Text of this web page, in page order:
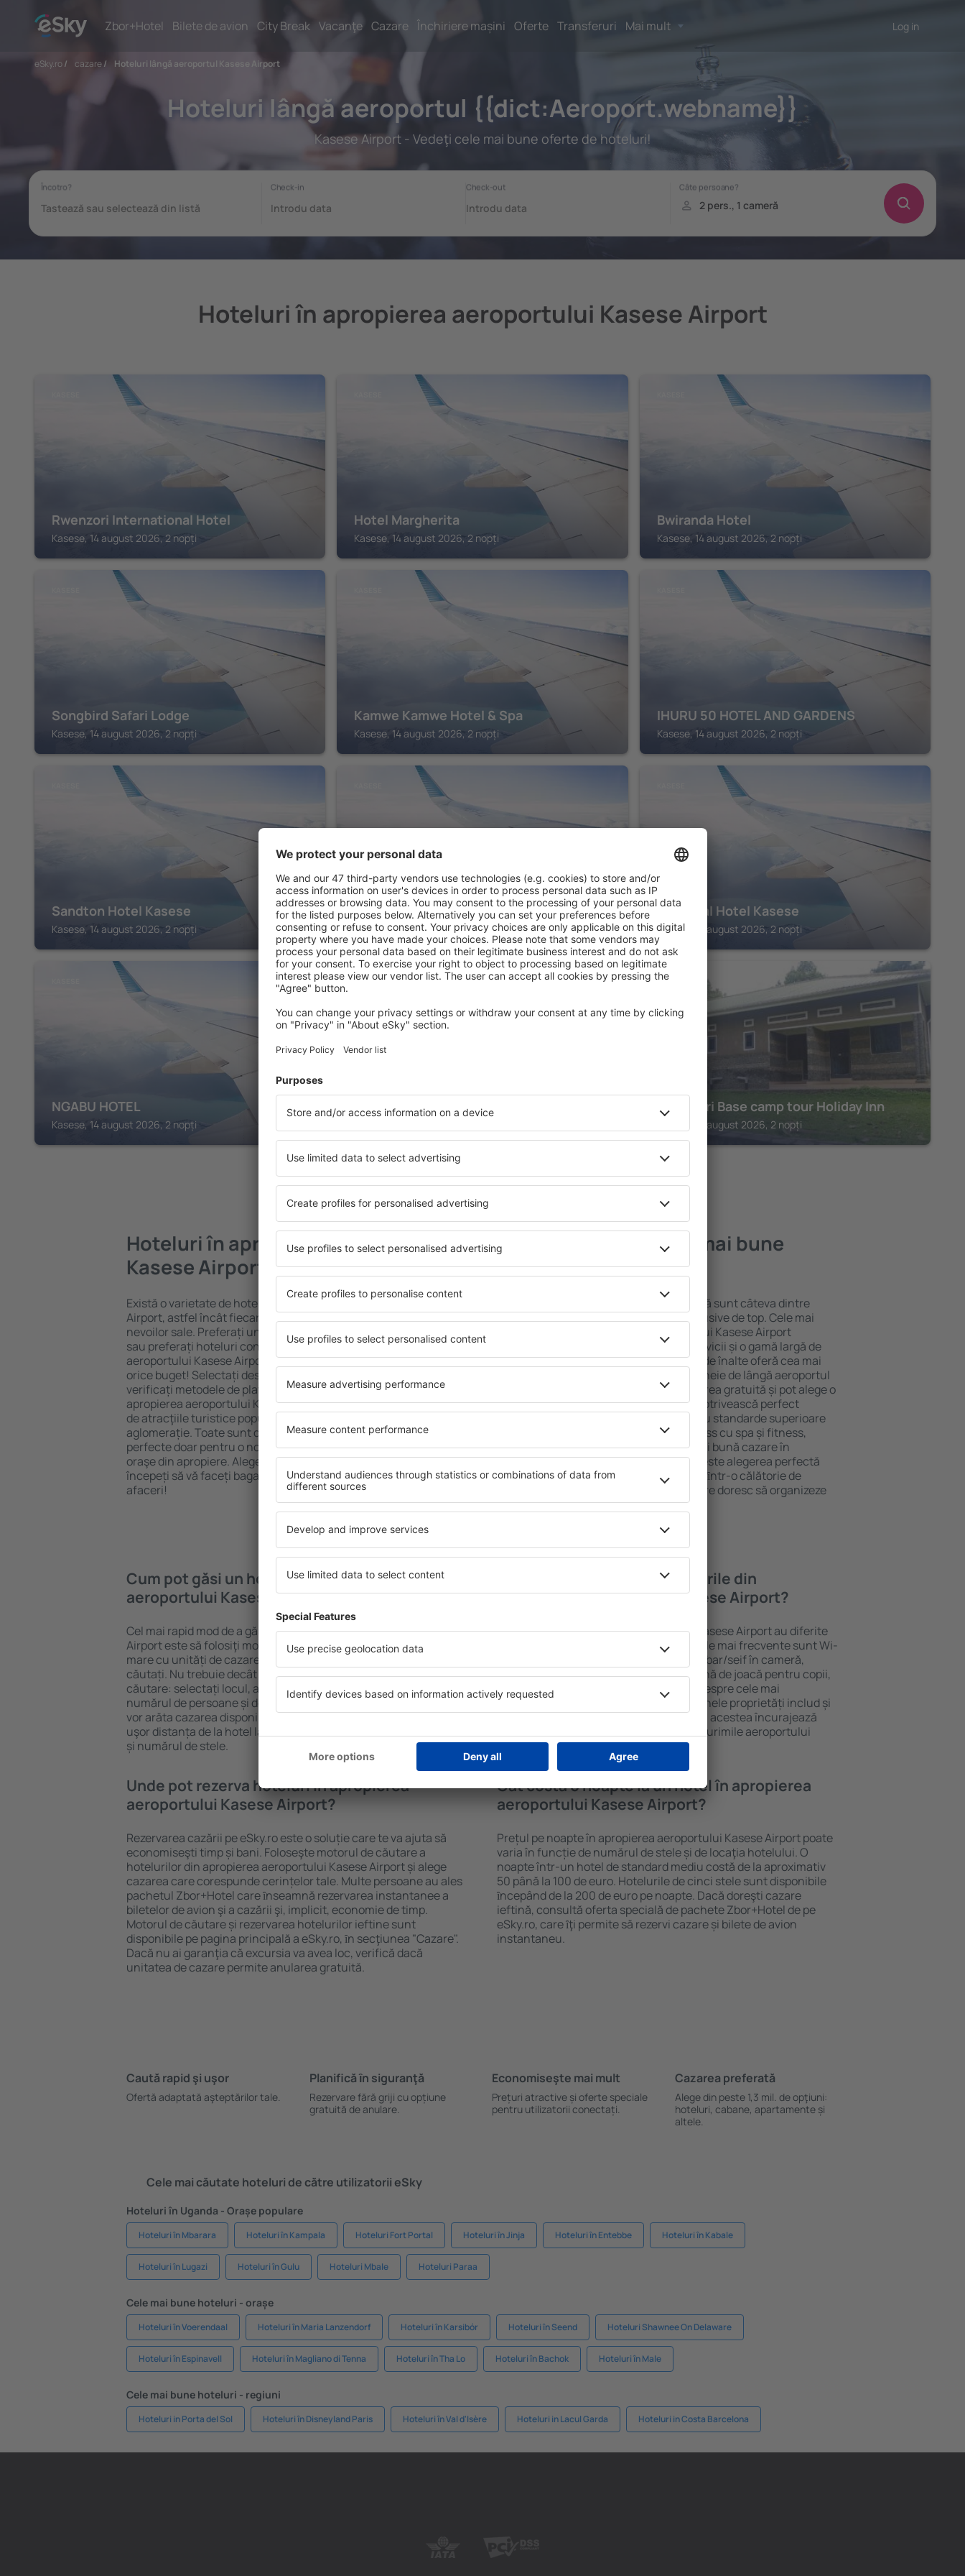
Zbor+Hotel Bilete de avion City Break Vacanţe Cazare Închiriere mașini Oferte Transferuri Mai mult Log in
eSky.ro/ cazare/ Hoteluri lângă aeroportul Kasese Airport
Hoteluri lângă aeroportul {{dict:Aeroport.webname}}
Kasese Airport - Vedeţi cele mai bune oferte de hoteluri!
Hoteluri în apropierea aeroportului Kasese Airport
Rwenzori International Hotel
Kasese, 14 august 2026, 2 nopți
Hotel Margherita
Kasese, 14 august 2026, 2 nopți
Bwiranda Hotel
Kasese, 14 august 2026, 2 nopți
Songbird Safari Lodge
Kasese, 14 august 2026, 2 nopți
Kamwe Kamwe Hotel & Spa
Kasese, 14 august 2026, 2 nopți
IHURU 50 HOTEL AND GARDENS
Kasese, 14 august 2026, 2 nopți
Sandton Hotel Kasese
Kasese, 14 august 2026, 2 nopți
Kaka Hotel Kasese
Kasese, 14 august 2026, 2 nopți
TJ Global Hotel Kasese
Kasese, 14 august 2026, 2 nopți
NGABU HOTEL
Kasese, 14 august 2026, 2 nopți
KASESE
BWIRANDA HOTEL
KASESE
Rwenzori Base camp tour Holiday Inn
Kasese, 14 august 2026, 2 nopți
Vedeți mai multe oferte
Hoteluri în apropierea aeroportului
Kasese Airport
Există o varietate de hoteluri disponibile lângă aeoportul Kasese
Airport, astfel încât fiecare turist poate găsi cazare potrivită
nevoilor sale. Preferați un hotel All-Inclusive cu standarde ȋnalte
sau preferați hoteluri confortabile cu preţuri mici? În apropierea
aeroportului Kasese Airport puteți rezerva uşor cazare pentru
orice buget! Selectați destinația şi standardul pentru hotel,
verificați metodele de plată și opțiunile de anulare. Hotelurile din
apropierea aeroportului Kasese Airport sunt situate atât aproape
de atracţiile turistice populare, cât și puțin mai departe de
aglomerație. Toate sunt disponibile pentru o vacanță lungă sau
perfecte doar pentru o noapte, atunci când doriţi să vizitaţi şi alte
oraşe din apropiere. Alegeți hotelul care vi se potriveşte și
începeți să vă faceți bagajele pentru o vacanţă sau călătorie de
afaceri!
Kasese Airport – cele mai bune
hoteluri
Varietatea serviciilor și o locație atractivă sunt câteva dintre
elementele cheie ale unui hotel All-Inclusive de top. Cele mai
bune hoteluri din apropierea aeroportului Kasese Airport
garantează cel mai înalt standard de servicii și o gamă largă de
facilități. Unitățile de cazare cu standarde înalte oferă cea mai
bună locație, în apropiere de atracţiile cheie de lângă aeroportul
Kasese Airport. Oaspeții pot folosi parcarea gratuită și pot alege o
cameră sau un apartament care să se potrivească perfect
nevoilor lor. Este probabil ca hotelurile cu standarde superioare
să ofere un meniu variat, zone de wellness cu spa și fitness,
precum și activități pentru copii. Cea mai bună cazare în
apropierea aeroportului Kasese Airport este alegerea perfectă
pentru cupluri, familii și persoane aflate ȋntr-o călătorie de
afaceri, precum și pentru companiile care doresc să organizeze
ateliere pentru angajați.
Cum pot găsi un hotel în apropierea
aeroportului Kasese Airport?
Cel mai rapid mod de a găsi un hotel lângă aeroportul Kasese
Airport este să folosiţi motorul de căutare a cazărilor eSky. Baza
mare cu unități de cazare este garanția că veți găsi ceea ce
căutați. Nu trebuie decât să completați câmpurile din motorul de
căutare: selectați locul, alegeți datele de check-in și check-out,
numărul de persoane și de camere şi gata! Rezultatele căutării vă
vor arăta cazarea disponibilă în datele selectate. Puteți vedea
uşor distanța de la hotel la aeroport, metodele de plată acceptate
și numărul de stele.
Ce facilități voi găsi în hotelurile din
apropierea aeroportului Kasese Airport?
Hotelurile din apropierea aeroportului Kasese Airport au diferite
standarde și facilități pentru oaspeți. Cele mai frecvente sunt Wi-
Fi gratuit, zone de wellness cu SPA, mini bar/seif în cameră,
centru comercial, zonă de luat masa, zonă de joacă pentru copii,
parcare gratuită și broșuri informative despre cele mai
interesante atracții turistice din zonă. Unele proprietăți includ și
transferul de la și către aeroport. Uneori, acestea încurajează
vizitarea obiectivelor turistice din ȋmprejurimile aeroportului
Kasese Airport.
Unde pot rezerva hoteluri în apropierea
aeroportului Kasese Airport?
Rezervarea cazării pe eSky.ro este o soluție care te va ajuta să
economiseşti timp și bani. Foloseşte motorul de căutare a
hotelurilor din apropierea aeroportului Kasese Airport și alege
cazarea care corespunde cerințelor tale. Multe persoane au ales
pachetul Zbor+Hotel care ȋnseamnă rezervarea instantanee a
biletelor de avion şi a cazării şi, implicit, economie de timp.
Motorul de căutare și rezervarea hotelurilor ieftine sunt
disponibile pe pagina principală a eSky.ro, ȋn secţiunea "Cazare".
Dacă nu ai garanţia că excursia va avea loc, verifică dacă
unitatea de cazare permite anularea gratuită.
Cât costă o noapte la un hotel în apropierea
aeroportului Kasese Airport?
Prețul pe noapte în apropierea aeroportului Kasese Airport poate
varia în funcție de numărul de stele și de locaţia hotelului. O
noapte într-un hotel de standard mediu costă de la aproximativ
50 până la 100 de euro. Hotelurile de cinci stele sunt disponibile
ȋncepând de la 200 de euro pe noapte. Dacă doreşti cazare
ieftină, consultă oferta specială de pachete Zbor+Hotel de pe
eSky.ro, care ȋţi permite să rezervi cazare și bilete de avion
instantaneu.
Caută rapid şi uşor
Ofertă adaptată aşteptărilor tale.
Planifică ȋn siguranţă
Rezervare fără griji cu opțiune
gratuită de anulare.
Economiseşte mai mult
Prețuri atractive și oferte speciale
pentru utilizatorii conectați.
Cazarea preferată
Alege din peste 1,3 mil. de opţiuni:
hoteluri, cabane, apartamente și
altele.
Cele mai căutate hoteluri de către utilizatorii eSky
Hoteluri în Uganda - Orașe populare
Hoteluri în Mbarara Hoteluri în Kampala Hoteluri Fort Portal Hoteluri în Jinja Hoteluri în Entebbe Hoteluri în Kabale
Hoteluri în Lugazi Hoteluri în Gulu Hoteluri Mbale Hoteluri Paraa
Cele mai bune hoteluri - orașe
Hoteluri în Voerendaal Hoteluri în Maria Lanzendorf Hoteluri în Karsibór Hoteluri în Seend Hoteluri Shawnee On Delaware
Hoteluri în Espinavell Hoteluri în Magliano di Tenna Hoteluri în Tha Lo Hoteluri în Bachok Hoteluri în Male
Cele mai bune hoteluri - regiuni
Hoteluri in Porta del Sol Hoteluri în Disneyland Paris Hoteluri în Val d'Isère Hoteluri in Lacul Garda Hoteluri in Costa Barcelona